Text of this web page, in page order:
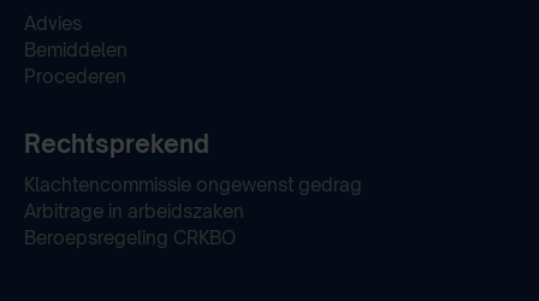
Advies
Bemiddelen
Procederen
Rechtsprekend
Klachtencommissie ongewenst gedrag
Arbitrage in arbeidszaken
Beroepsregeling CRKBO